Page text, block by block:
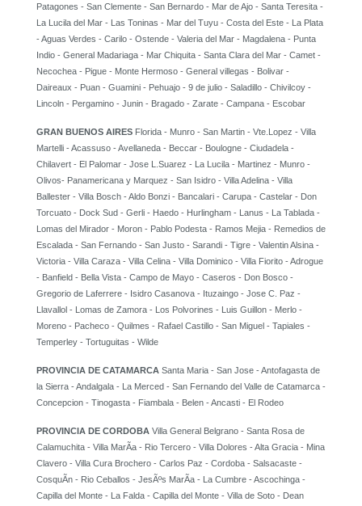
Patagones - San Clemente - San Bernardo - Mar de Ajo - Santa Teresita -
La Lucila del Mar - Las Toninas - Mar del Tuyu - Costa del Este - La Plata
- Aguas Verdes - Carilo - Ostende - Valeria del Mar - Magdalena - Punta
Indio - General Madariaga - Mar Chiquita - Santa Clara del Mar - Camet -
Necochea - Pigue - Monte Hermoso - General villegas - Bolivar -
Daireaux - Puan - Guamini - Pehuajo - 9 de julio - Saladillo - Chivilcoy -
Lincoln - Pergamino - Junin - Bragado - Zarate - Campana - Escobar
GRAN BUENOS AIRES Florida - Munro - San Martin - Vte.Lopez - Villa
Martelli - Acassuso - Avellaneda - Beccar - Boulogne - Ciudadela -
Chilavert - El Palomar - Jose L.Suarez - La Lucila - Martinez - Munro -
Olivos- Panamericana y Marquez - San Isidro - Villa Adelina - Villa
Ballester - Villa Bosch - Aldo Bonzi - Bancalari - Carupa - Castelar - Don
Torcuato - Dock Sud - Gerli - Haedo - Hurlingham - Lanus - La Tablada -
Lomas del Mirador - Moron - Pablo Podesta - Ramos Mejia - Remedios de
Escalada - San Fernando - San Justo - Sarandi - Tigre - Valentin Alsina -
Victoria - Villa Caraza - Villa Celina - Villa Dominico - Villa Fiorito - Adrogue
- Banfield - Bella Vista - Campo de Mayo - Caseros - Don Bosco -
Gregorio de Laferrere - Isidro Casanova - Ituzaingo - Jose C. Paz -
Llavallol - Lomas de Zamora - Los Polvorines - Luis Guillon - Merlo -
Moreno - Pacheco - Quilmes - Rafael Castillo - San Miguel - Tapiales -
Temperley - Tortuguitas - Wilde
PROVINCIA DE CATAMARCA Santa Maria - San Jose - Antofagasta de
la Sierra - Andalgala - La Merced - San Fernando del Valle de Catamarca -
Concepcion - Tinogasta - Fiambala - Belen - Ancasti - El Rodeo
PROVINCIA DE CORDOBA Villa General Belgrano - Santa Rosa de
Calamuchita - Villa MarÃ­a - Rio Tercero - Villa Dolores - Alta Gracia - Mina
Clavero - Villa Cura Brochero - Carlos Paz - Cordoba - Salsacaste -
CosquÃ­n - Rio Ceballos - JesÃºs MarÃ­a - La Cumbre - Ascochinga -
Capilla del Monte - La Falda - Capilla del Monte - Villa de Soto - Dean